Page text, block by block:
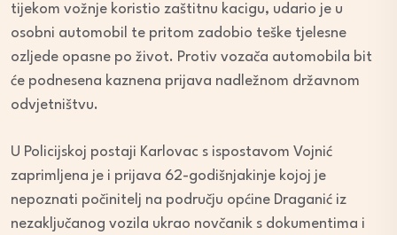
tijekom vožnje koristio zaštitnu kacigu, udario je u
osobni automobil te pritom zadobio teške tjelesne
ozljede opasne po život. Protiv vozača automobila bit
će podnesena kaznena prijava nadležnom državnom
odvjetništvu.
U Policijskoj postaji Karlovac s ispostavom Vojnić
zaprimljena je i prijava 62-godišnjakinje kojoj je
nepoznati počinitelj na području općine Draganić iz
nezaključanog vozila ukrao novčanik s dokumentima i